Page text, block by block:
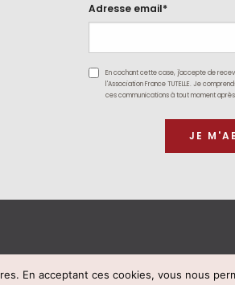
Adresse email*
En cochant cette case, j'accepte de
l'Association France TUTELLE. Je
ces communications à tout moment
En acceptant ces cookies, vous nous